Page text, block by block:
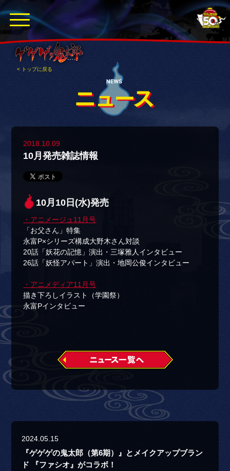
< トップに戻る
2018.10.09
10月発売雑誌情報
10月10日(水)発売
・アニメージュ11月号
「お父さん」特集
永富P×シリーズ構成大野木さん対談
20話「妖花の記憶」演出・三塚雅人インタビュー
26話「妖怪アパート」演出・地岡公俊インタビュー
・アニメディア11月号
描き下ろしイラスト（学園祭）
永富Pインタビュー
2024.05.15
『ゲゲゲの鬼太郎（第6期）』とメイクアップブラン
ド 『ファシオ』がコラボ！